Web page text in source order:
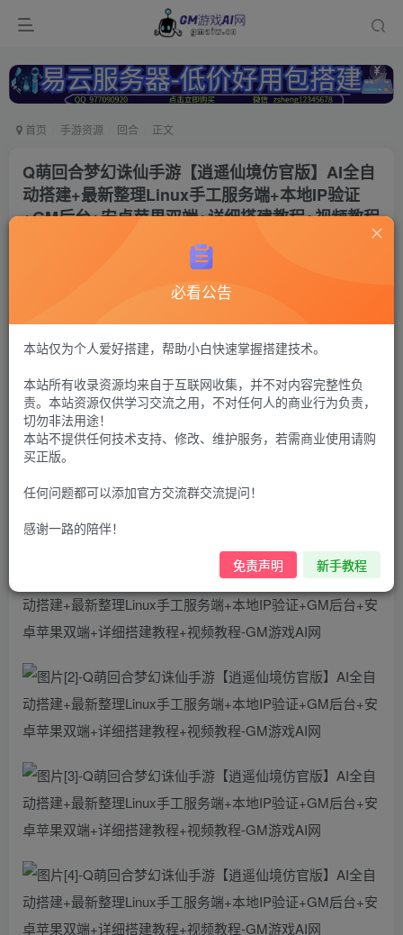
首页 手游资源 回合 正文
Q萌回合梦幻诛仙手游【逍遥仙境仿官版】AI全自
动搭建+最新整理Linux手工服务端+本地IP验证
+GM后台+安卓苹果双端+详细搭建教程+视频教程
梦幻诛仙9
G币30 限时特惠
G币100
个人会员G币9.9 至尊会员 免费
购买前推荐先查看新手教程哦
付费资源
必看公告
本站仅为个人爱好搭建，帮助小白快速掌握搭建技术。
本站所有收录资源均来自于互联网收集，并不对内容完整性负
责。本站资源仅供学习交流之用，不对任何人的商业行为负责，
切勿非法用途！
本站不提供任何技术支持、修改、维护服务，若需商业使用请购
买正版。
任何问题都可以添加官方交流群交流提问！
感谢一路的陪伴！
免责声明 新手教程